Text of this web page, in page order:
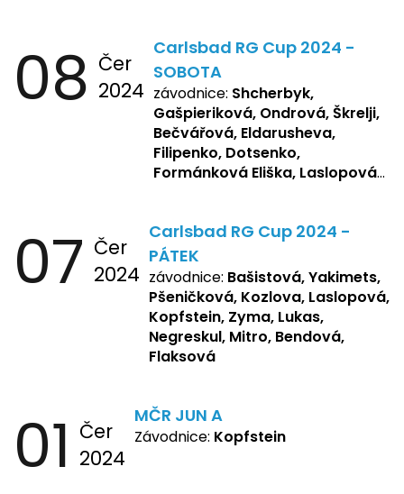
08 Čer
2024
Carlsbad RG Cup 2024 -
SOBOTA
závodnice: Shcherbyk,
Gašpieriková, Ondrová, Škrelji,
Bečvářová, Eldarusheva,
Filipenko, Dotsenko,
Formánková Eliška, Laslopová
Žbánková, Bašistová Beáta,
Yakimets, Pšeničková Vanesa,
Kozlova Nelly, Laslopová B.,
Kopfstein, Lukas, Negreskul ,
Mitro, Bendová, Flaksová
07 Čer
2024
Carlsbad RG Cup 2024 -
PÁTEK
závodnice: Bašistová, Yakimets,
Pšeničková, Kozlova, Laslopová,
Kopfstein, Zyma, Lukas,
Negreskul, Mitro, Bendová,
Flaksová
01 Čer
2024
MČR JUN A
Závodnice: Kopfstein